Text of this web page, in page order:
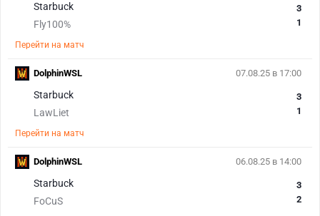
Starbuck
Fly100%
3
1
Перейти на матч
07.08.25 в 17:00
Starbuck
LawLiet
3
1
Перейти на матч
DolphinWSL
06.08.25 в 14:00
Starbuck
FoCuS
3
2
DolphinWSL